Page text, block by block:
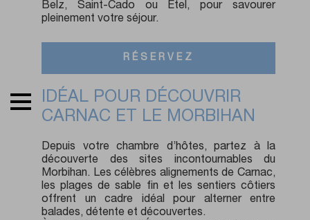
Belz, Saint-Cado ou Étel, pour savourer
pleinement votre séjour.
RÉSERVEZ
IDÉAL POUR DÉCOUVRIR
CARNAC ET LE MORBIHAN
Depuis votre chambre d’hôtes, partez à la
découverte des sites incontournables du
Morbihan. Les célèbres alignements de Carnac,
les plages de sable fin et les sentiers côtiers
offrent un cadre idéal pour alterner entre
balades, détente et découvertes.